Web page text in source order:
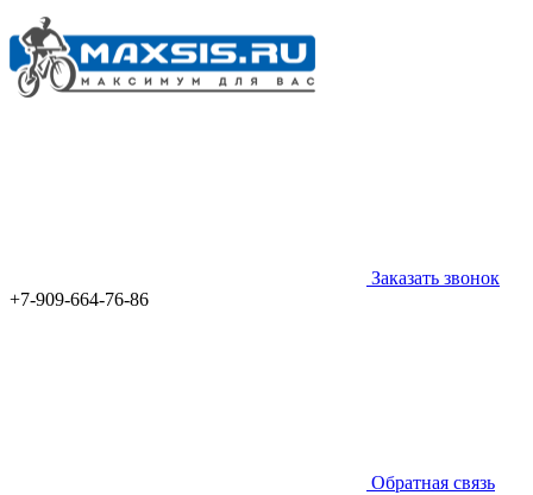
Заказать звонок
+7-909-664-76-86
Обратная связь